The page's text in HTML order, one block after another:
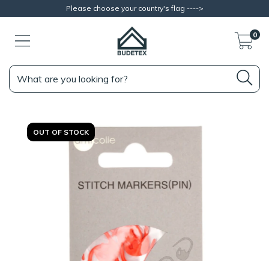
Please choose your country's flag ---->
0
OUT OF STOCK